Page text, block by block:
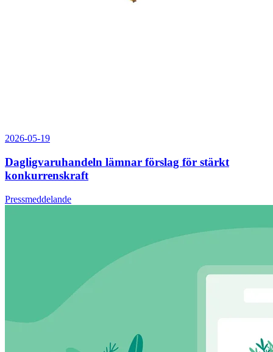
2026-05-19
Dagligvaruhandeln lämnar förslag för stärkt
konkurrenskraft
Pressmeddelande